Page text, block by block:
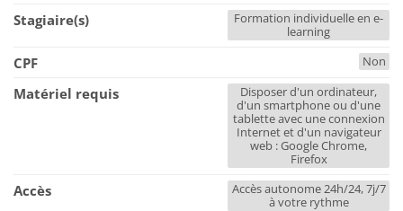
Stagiaire(s)
Formation individuelle en e-
learning
CPF Non
Matériel requis
Disposer d'un ordinateur,
d'un smartphone ou d'une
tablette avec une connexion
Internet et d'un navigateur
web : Google Chrome,
Firefox
Accès
Accès autonome 24h/24, 7j/7
à votre rythme